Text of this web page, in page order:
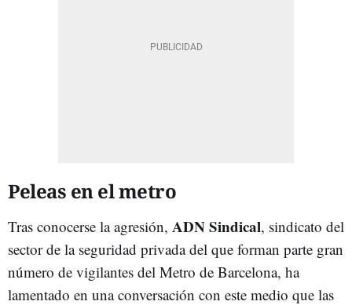
Peleas en el metro
Tras conocerse la agresión, ADN Sindical, sindicato del
sector de la seguridad privada del que forman parte gran
número de vigilantes del Metro de Barcelona, ha
lamentado en una conversación con este medio que las